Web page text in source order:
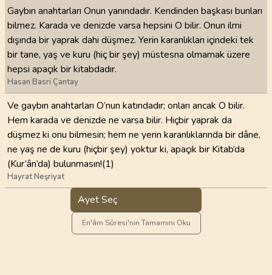
Gaybın anahtarları Onun yanındadır. Kendinden başkası bunları
bilmez. Karada ve denizde varsa hepsini O bilir. Onun ilmi
dışında bir yaprak dahi düşmez. Yerin karanlıkları içindeki tek
bir tane, yaş ve kuru (hiç bir şey) müstesna olmamak üzere
hepsi apaçık bir kitabdadır.
Hasan Basri Çantay
Ve gaybın anahtarları O’nun katındadır; onları ancak O bilir.
Hem karada ve denizde ne varsa bilir. Hiçbir yaprak da
düşmez ki onu bilmesin; hem ne yerin karanlıklarında bir dâne,
ne yaş ne de kuru (hiçbir şey) yoktur ki, apaçık bir Kitab’da
(Kur’ân’da) bulunmasın!(1)
Hayrat Neşriyat
Ayet Seç
En'âm Sûresi'nin Tamamını Oku